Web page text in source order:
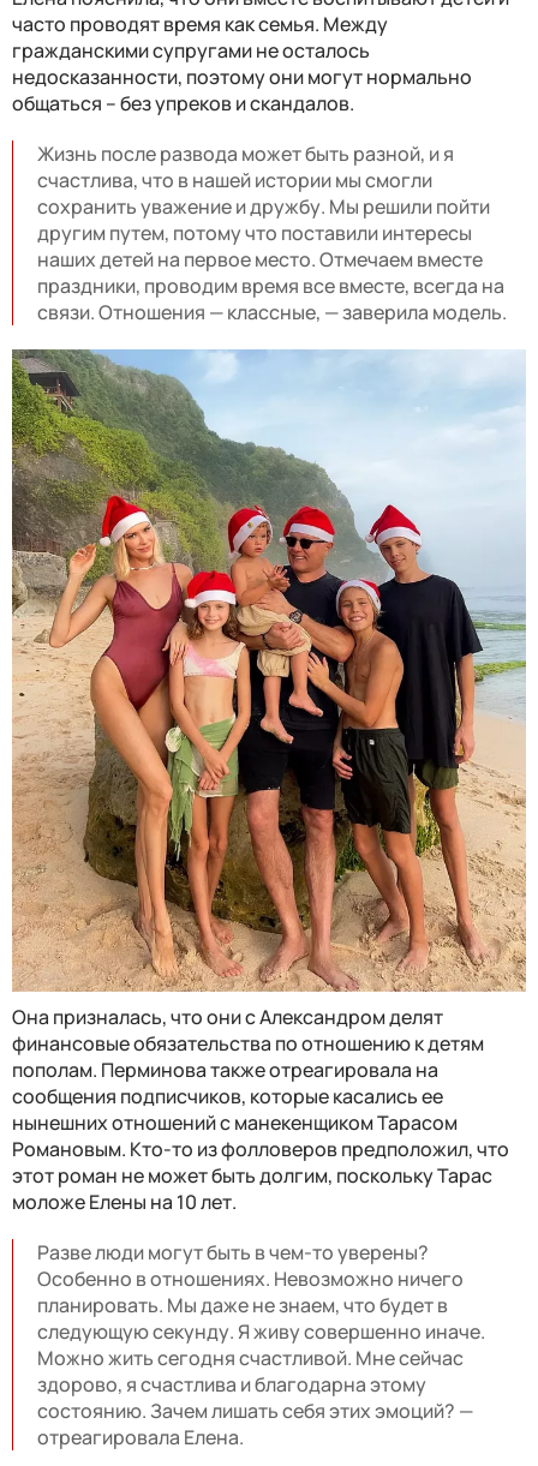
часто проводят время как семья. Между
гражданскими супругами не осталось
недосказанности, поэтому они могут нормально
общаться – без упреков и скандалов.
Жизнь после развода может быть разной, и я
счастлива, что в нашей истории мы смогли
сохранить уважение и дружбу. Мы решили пойти
другим путем, потому что поставили интересы
наших детей на первое место. Отмечаем вместе
праздники, проводим время все вместе, всегда на
связи. Отношения — классные, — заверила модель.
Она призналась, что они с Александром делят
финансовые обязательства по отношению к детям
пополам. Перминова также отреагировала на
сообщения подписчиков, которые касались ее
нынешних отношений с манекенщиком Тарасом
Романовым. Кто-то из фолловеров предположил, что
этот роман не может быть долгим, поскольку Тарас
моложе Елены на 10 лет.
Разве люди могут быть в чем-то уверены?
Особенно в отношениях. Невозможно ничего
планировать. Мы даже не знаем, что будет в
следующую секунду. Я живу совершенно иначе.
Можно жить сегодня счастливой. Мне сейчас
здорово, я счастлива и благодарна этому
состоянию. Зачем лишать себя этих эмоций? —
отреагировала Елена.